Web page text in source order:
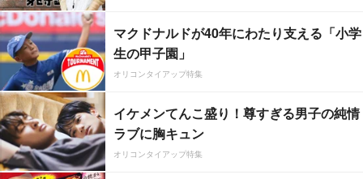
マクドナルドが40年にわたり支える「小学
生の甲子園」
オリコンタイアップ特集
イケメンてんこ盛り！尊すぎる男子の純情
ラブに胸キュン
オリコンタイアップ特集